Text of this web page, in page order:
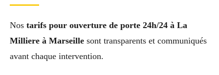
Nos tarifs pour ouverture de porte 24h/24 à La
Milliere à Marseille sont transparents et communiqués
avant chaque intervention.